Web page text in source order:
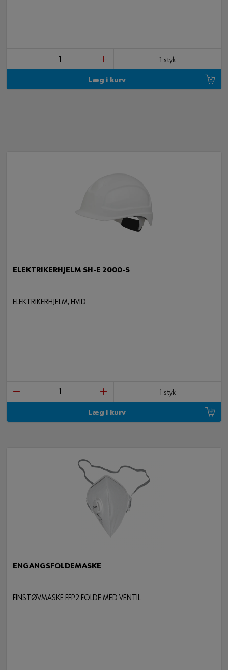
1 styk
Læg i kurv
ELEKTRIKERHJELM SH-E 2000-S
ELEKTRIKERHJELM, HVID
1 styk
Læg i kurv
ENGANGSFOLDEMASKE
FINSTØVMASKE FFP2 FOLDE MED VENTIL